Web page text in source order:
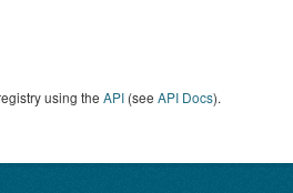
using the API (see API Docs).